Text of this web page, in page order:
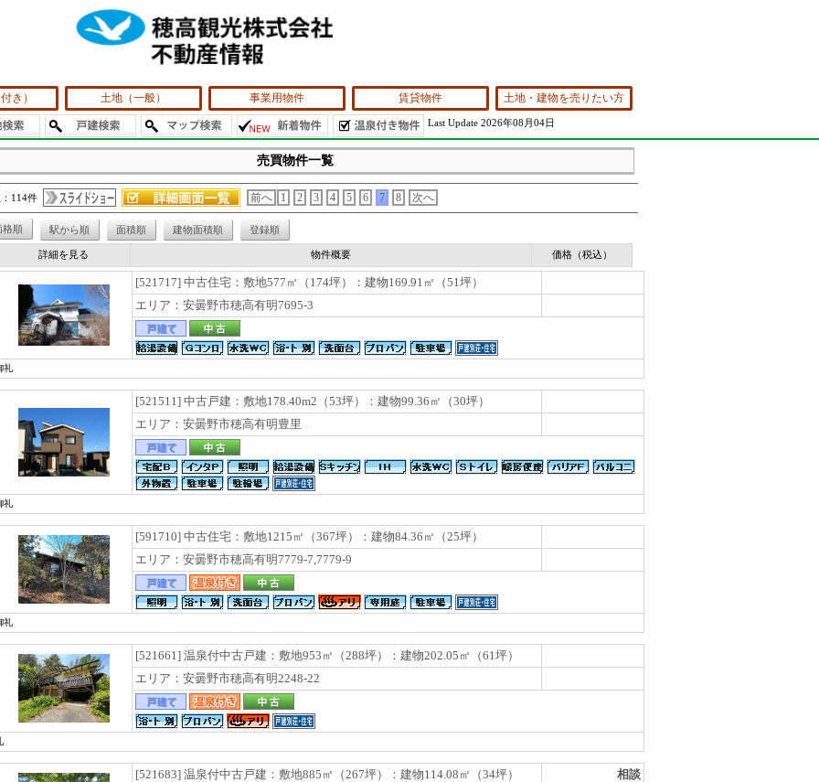
き） 土地（一般） 事業用物件 賃貸物件 土地・建物を売りたい方
Last Update 2026年08月04日
売買物件一覧
114件 前へ 1 2 3 4 5 6 7 8 次へ
格順 駅から順 面積順 建物面積順 登録順
詳細を見る 物件概要 価格（税込）
[521717] 中古住宅：敷地577㎡（174坪）：建物169.91㎡（51坪）
エリア：安曇野市穂高有明7695-3
礼
[521511] 中古戸建：敷地178.40m2（53坪）：建物99.36㎡（30坪）
エリア：安曇野市穂高有明豊里
礼
[591710] 中古住宅：敷地1215㎡（367坪）：建物84.36㎡（25坪）
エリア：安曇野市穂高有明7779-7,7779-9
礼
[521661] 温泉付中古戸建：敷地953㎡（288坪）：建物202.05㎡（61坪）
エリア：安曇野市穂高有明2248-22
[521683] 温泉付中古戸建：敷地885㎡（267坪）：建物114.08㎡（34坪）
相談